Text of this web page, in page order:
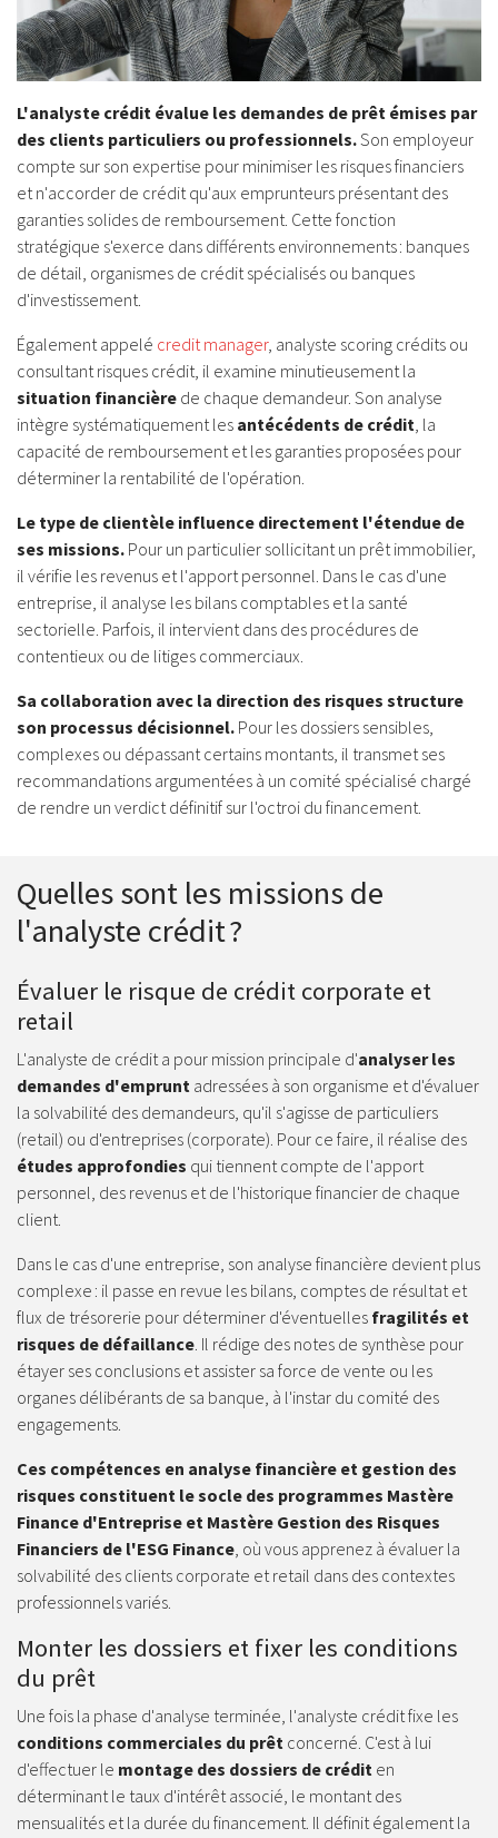
L'analyste crédit évalue les demandes de prêt émises par
des clients particuliers ou professionnels.Son employeur
compte sur son expertise pour minimiser les risques financiers
et n'accorder de crédit qu'aux emprunteurs présentant des
garanties solides de remboursement. Cette fonction
stratégique s'exerce dans différents environnements : banques
de détail, organismes de crédit spécialisés ou banques
d'investissement.
Également appelé credit manager, analyste scoring crédits ou
consultant risques crédit, il examine minutieusement la
situation financière de chaque demandeur. Son analyse
intègre systématiquement les antécédents de crédit , la
capacité de remboursement et les garanties proposées pour
déterminer la rentabilité de l'opération.
Le type de clientèle influence directement l'étendue de
ses missions. Pour un particulier sollicitant un prêt immobilier,
il vérifie les revenus et l'apport personnel. Dans le cas d'une
entreprise, il analyse les bilans comptables et la santé
sectorielle. Parfois, il intervient dans des procédures de
contentieux ou de litiges commerciaux.
Sa collaboration avec la direction des risques structure
son processus décisionnel. Pour les dossiers sensibles,
complexes ou dépassant certains montants, il transmet ses
recommandations argumentées à un comité spécialisé chargé
de rendre un verdict définitif sur l'octroi du financement.
Quelles sont les missions de
l'analyste crédit ?
Évaluer le risque de crédit corporate et
retail
L'analyste de crédit a pour mission principale d'analyser les
demandes d'emprunt adressées à son organisme et d'évaluer
la solvabilité des demandeurs, qu'il s'agisse de particuliers
(retail) ou d'entreprises (corporate). Pour ce faire, il réalise des
études approfondies qui tiennent compte de l'apport
personnel, des revenus et de l'historique financier de chaque
client.
Dans le cas d'une entreprise, son analyse financière devient plus
complexe : il passe en revue les bilans, comptes de résultat et
flux de trésorerie pour déterminer d'éventuelles fragilités et
risques de défaillance . Il rédige des notes de synthèse pour
étayer ses conclusions et assister sa force de vente ou les
organes délibérants de sa banque, à l'instar du comité des
engagements.
Ces compétences en analyse financière et gestion des
risques constituent le socle des programmes Mastère
Finance d'Entreprise et Mastère Gestion des Risques
Financiers de l'ESG Finance , où vous apprenez à évaluer la
solvabilité des clients corporate et retail dans des contextes
professionnels variés.
Monter les dossiers et fixer les conditions
du prêt
Une fois la phase d'analyse terminée, l'analyste crédit fixe les
conditions commerciales du prêt concerné. C'est à lui
d'effectuer le montage des dossiers de crédit en
déterminant le taux d'intérêt associé, le montant des
mensualités et la durée du financement. Il définit également la